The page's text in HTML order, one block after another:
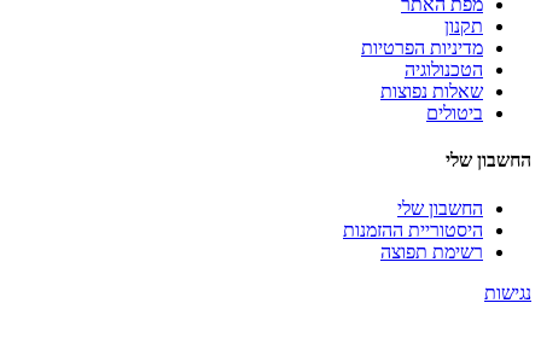
מפת האתר
תקנון
מדיניות הפרטיות
הטכנולוגיה
שאלות נפוצות
ביטולים
החשבון שלי
החשבון שלי
היסטוריית ההזמנות
רשימת תפוצה
נגישות